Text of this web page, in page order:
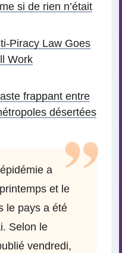
si de rien n’était
Piracy Law Goes
Work
frappant entre
désertées
a
et le
le pays a été
Selon le
vendredi,